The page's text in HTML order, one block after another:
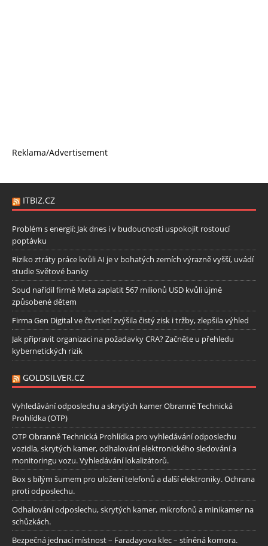
Reklama/Advertisement
ITBIZ.CZ
Problém s energií: Jak dnes i v budoucnosti uspokojit rostoucí
poptávku
Riziko ztráty práce kvůli AI je v bohatých zemích výrazně vyšší, uvádí
studie Světové banky
Soud nařídil firmě Meta zaplatit 567 milionů USD kvůli újmě
způsobené dětem
Firma Gen Digital ve čtvrtletí zvýšila čistý zisk i tržby, zlepšila výhled
Jak připravit organizaci na požadavky CRA? Začněte u přehledu
kybernetických rizik
GOLDSILVER.CZ
Vyhledávání odposlechu a skrytých kamer Obranně Technická
Prohlídka (OTP)
OTP Obranně Technická Prohlídka pro vyhledávání odposlechu
vozidla, skrytých kamer, odhalování elektronického sledování a
monitoringu vozu. Vyhledávání lokalizátorů.
Box s bílým šumem pro uložení telefonů a další elektroniky. Ochrana
proti odposlechu.
Odhalování odposlechu, skrytých kamer, mikrofonů a minikamer na
schůzkách.
Bezpečná jednací místnost – Faradayova klec – stíněná komora.